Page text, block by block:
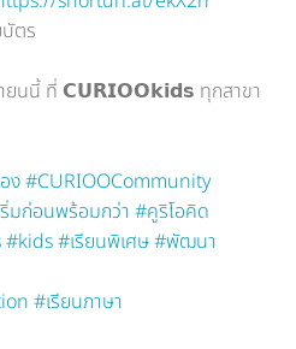
ตร
ยนนี้ ที่ 𝗖𝗨𝗥𝗜𝗢𝗢𝗸𝗶𝗱𝘀 ทุกสาขา
ง#CURIOOCommunity
มก่อนพร้อมกว่า #คูริโอคิด
#kids#เรียนพิเศษ#พัฒนา
#เรียนภาษา